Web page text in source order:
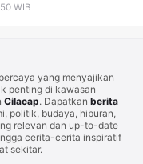
WIB
yang menyajikan
penting di kawasan
Cilacap. Dapatkan berita
politik, budaya, hiburan,
relevan dan up-to-date
cerita-cerita inspiratif
sekitar.